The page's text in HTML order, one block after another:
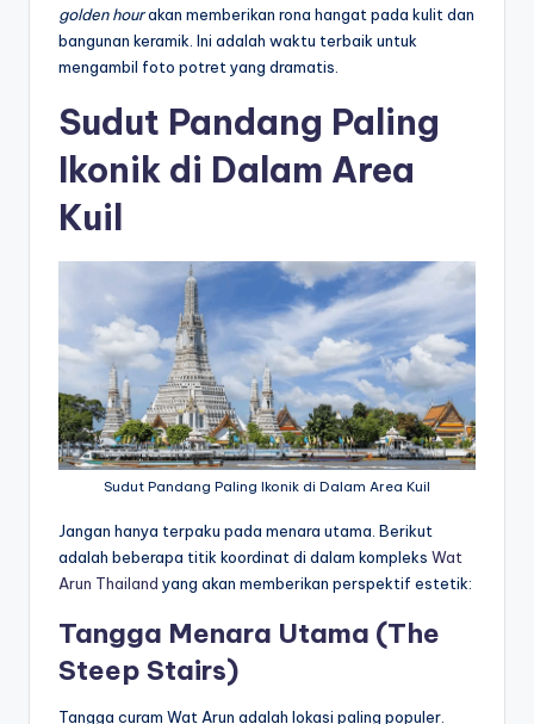
golden hourakan memberikan rona hangat pada kulit dan
bangunan keramik. Ini adalah waktu terbaik untuk
mengambil foto potret yang dramatis.
Sudut Pandang Paling
Ikonik di Dalam Area
Kuil
Sudut Pandang Paling Ikonik di Dalam Area Kuil
Jangan hanya terpaku pada menara utama. Berikut
adalah beberapa titik koordinat di dalam kompleks Wat
Arun Thailand yang akan memberikan perspektif estetik:
Tangga Menara Utama (The
Steep Stairs)
Tangga curam Wat Arun adalah lokasi paling populer.